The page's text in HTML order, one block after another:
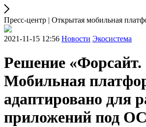
Пресс-центр | Открытая мобильная
2021-11-15 12:56 Новости Экосистема
Решение «Форсайт.
Мобильная
адаптировано для
приложений под